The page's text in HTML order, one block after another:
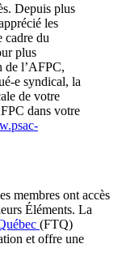
Depuis plus
les
cadre du
plus
de l’AFPC,
e syndical, la
de votre
dans votre
membres ont accès
Éléments. La
(FTQ)
et offre une